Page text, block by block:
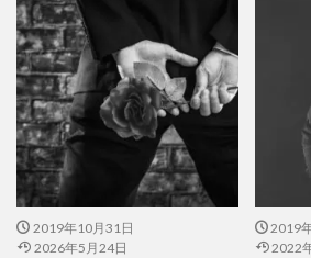
2019年10月31日
2026年5月24日
2019
2022